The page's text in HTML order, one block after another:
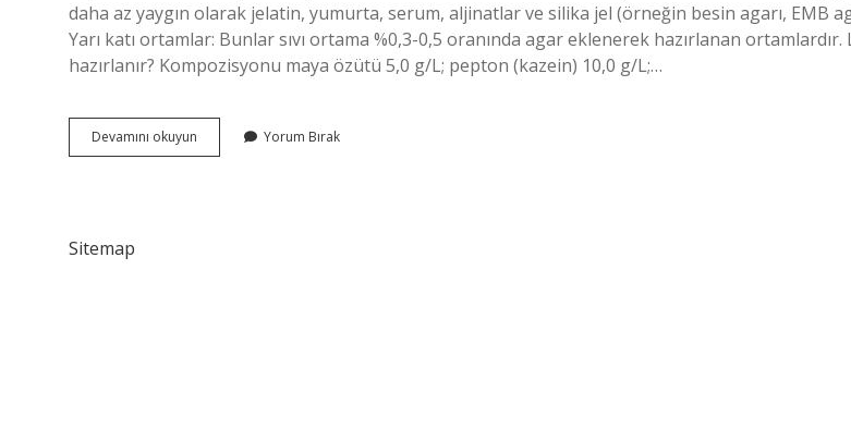
daha az yaygın olarak jelatin, yumurta, serum, aljinatlar ve silika jel (örneğin besin agarı, EMB
Yarı katı ortamlar: Bunlar sıvı ortama %0,3-0,5 oranında agar eklenerek hazırlanan ortamlardır.
hazırlanır? Kompozisyonu maya özütü 5,0 g/L; pepton (kazein) 10,0 g/L;…
Devamını okuyun Besiyeri
Nedir
Yorum Bırak
Sitemap